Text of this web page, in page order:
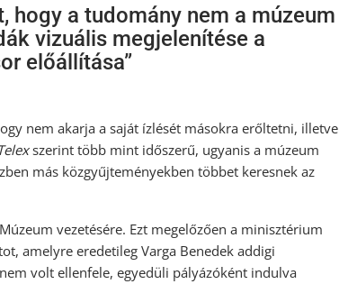
hogy a tudomány nem a múzeum
vizuális megjelenítése a
előállítása”
nem akarja a saját ízlését másokra erőltetni, illetve
szerint több mint időszerű, ugyanis a múzeum
más közgyűjteményekben többet keresnek az
vezetésére. Ezt megelőzően a minisztérium
amelyre eredetileg Varga Benedek addigi
volt ellenfele, egyedüli pályázóként indulva